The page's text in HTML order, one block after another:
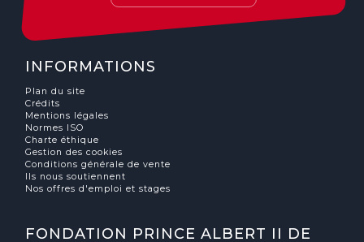
INFORMATIONS
Plan du site
Crédits
Mentions légales
Normes ISO
Charte éthique
Gestion des cookies
Conditions générale de vente
Ils nous soutiennent
Nos offres d'emploi et stages
FONDATION PRINCE ALBERT II DE